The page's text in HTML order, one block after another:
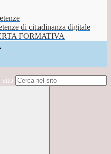
di cittadinanza digitale
FORMATIVA
sito